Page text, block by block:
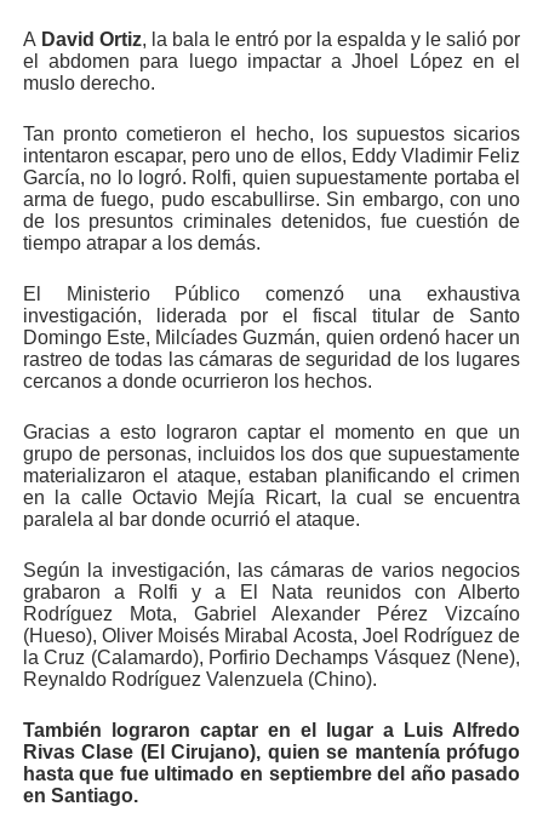
A David Ortiz, la bala le entró por la espalda y le salió por
el abdomen para luego impactar a Jhoel López en el
muslo derecho.
Tan pronto cometieron el hecho, los supuestos sicarios
intentaron escapar, pero uno de ellos, Eddy Vladimir Feliz
García, no lo logró. Rolfi, quien supuestamente portaba el
arma de fuego, pudo escabullirse. Sin embargo, con uno
de los presuntos criminales detenidos, fue cuestión de
tiempo atrapar a los demás.
El Ministerio Público comenzó una exhaustiva
investigación, liderada por el fiscal titular de Santo
Domingo Este, Milcíades Guzmán, quien ordenó hacer un
rastreo de todas las cámaras de seguridad de los lugares
cercanos a donde ocurrieron los hechos.
Gracias a esto lograron captar el momento en que un
grupo de personas, incluidos los dos que supuestamente
materializaron el ataque, estaban planificando el crimen
en la calle Octavio Mejía Ricart, la cual se encuentra
paralela al bar donde ocurrió el ataque.
Según la investigación, las cámaras de varios negocios
grabaron a Rolfi y a El Nata reunidos con Alberto
Rodríguez Mota, Gabriel Alexander Pérez Vizcaíno
(Hueso), Oliver Moisés Mirabal Acosta, Joel Rodríguez de
la Cruz (Calamardo), Porfirio Dechamps Vásquez (Nene),
Reynaldo Rodríguez Valenzuela (Chino).
También lograron captar en el lugar a Luis Alfredo
Rivas Clase (El Cirujano), quien se mantenía prófugo
hasta que fue ultimado en septiembre del año pasado
en Santiago.